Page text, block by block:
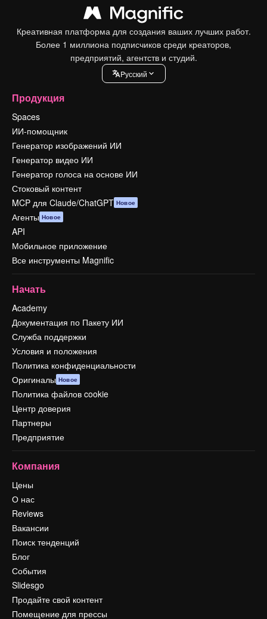
Креативная платформа для создания ваших лучших работ.
Более 1 миллиона подписчиков среди креаторов,
предприятий, агентств и студий.
Pусский
Продукция
Spaces
ИИ-помощник
Генератор изображений ИИ
Генератор видео ИИ
Генератор голоса на основе ИИ
Стоковый контент
MCP для Claude/ChatGPT Новое
Агенты Новое
API
Мобильное приложение
Все инструменты Magnific
Начать
Academy
Документация по Пакету ИИ
Служба поддержки
Условия и положения
Политика конфиденциальности
Оригиналы Новое
Политика файлов cookie
Центр доверия
Партнеры
Предприятие
Компания
Цены
О нас
Reviews
Вакансии
Поиск тенденций
Блог
События
Slidesgo
Продайте свой контент
Помещение для прессы